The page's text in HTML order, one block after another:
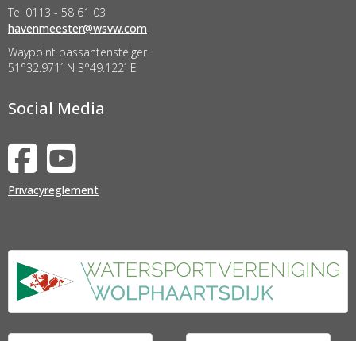
Tel 0113 - 58 61 03
retseemnevah@wsvw.com
Waypoint passantensteiger
51°32.971´ N 3°49.122´ E
Social Media
Privacyreglement